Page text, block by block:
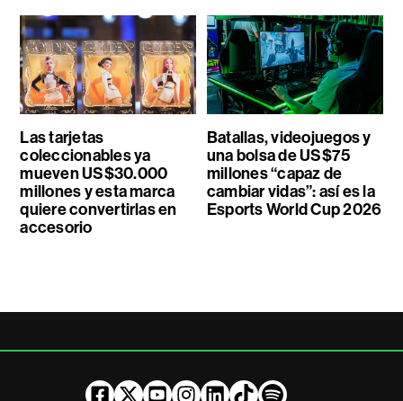
Las tarjetas
coleccionables ya
mueven US$30.000
millones y esta marca
quiere convertirlas en
accesorio
Batallas, videojuegos y
una bolsa de US$75
millones “capaz de
cambiar vidas”: así es la
Esports World Cup 2026